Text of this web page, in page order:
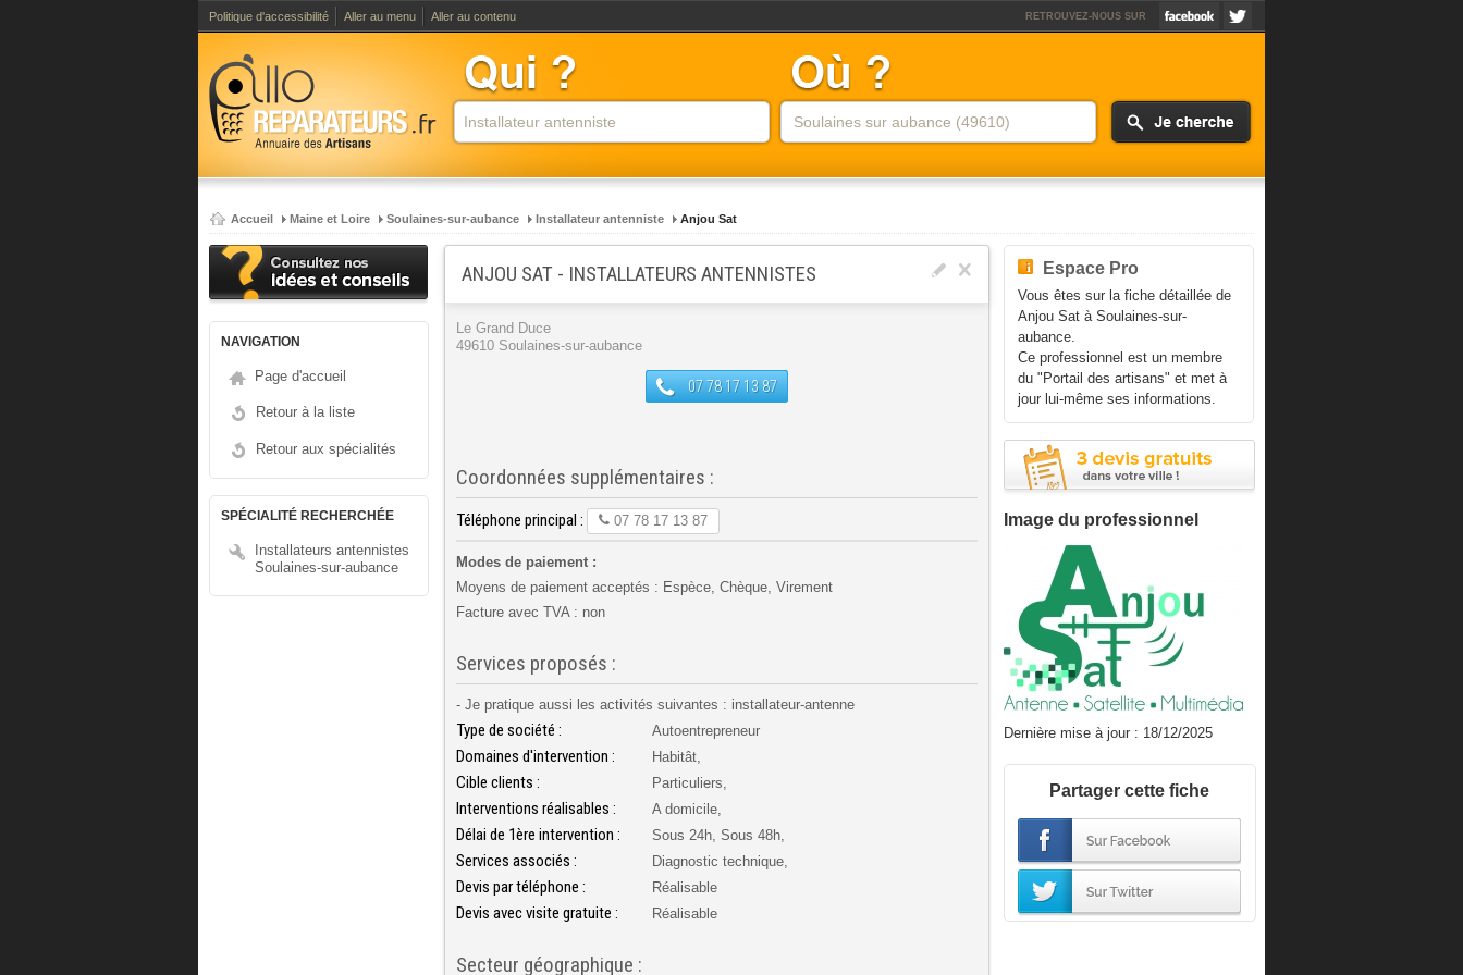
Politique d'accessibilité Aller au menu Aller au contenu RETROUVEZ-NOUS SUR
Accueil Maine et Loire Soulaines-sur-aubance Installateur antenniste Anjou Sat
NAVIGATION
Page d'accueil
Retour à la liste
Retour aux spécialités
SPÉCIALITÉ RECHERCHÉE
Installateurs antennistes
Soulaines-sur-aubance
ANJOU SAT - INSTALLATEURS ANTENNISTES
Le Grand Duce
49610 Soulaines-sur-aubance
07 78 17 13 87
Coordonnées supplémentaires :
Téléphone principal :
07 78 17 13 87
de
Modes de paiement :
Moyens de paiement acceptés : Espèce, Chèque, Virement
Facture avec TVA : non
Services proposés :
- Je pratique aussi les activités suivantes : installateur-antenne
Type de société : Autoentrepreneur
Domaines d'intervention : Habitât,
Cible clients : Particuliers,
Interventions réalisables : A domicile,
Délai de 1ère intervention : Sous 24h, Sous 48h,
Services associés : Diagnostic technique,
Devis par téléphone : Réalisable
Devis avec visite gratuite : Réalisable
Secteur géographique :
Espace Pro
Vous êtes sur la fiche détaillée de
Anjou Sat à Soulaines-sur-
aubance.
Ce professionnel est un membre
du "Portail des artisans" et met à
jour lui-même ses informations.
Image du professionnel
Dernière mise à jour : 18/12/2025
Partager cette fiche